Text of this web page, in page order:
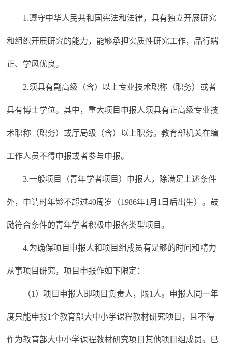
1.遵守中华人民共和国宪法和法律，具有独立开展研究
和组织开展研究的能力，能够承担实质性研究工作，品行端
正、学风优良。
2.须具有副高级（含）以上专业技术职称（职务）或者
具有博士学位。其中，重大项目申报人须具有正高级专业技
术职称（职务）或厅局级（含）以上职务。教育部机关在编
工作人员不得申报或者参与申报。
3.一般项目（青年学者项目）申报人，除满足上述条件
外，申请时年龄不超过40周岁（1986年1月1日后出生）。鼓
励符合条件的青年学者积极申报各类型项目。
4.为确保项目申报人和项目组成员有足够的时间和精力
从事项目研究，项目申报作如下限定：
（1）项目申报人即项目负责人，限1人。申报人同一年
度只能申报1个教育部大中小学课程教材研究项目，且不得
作为教育部大中小学课程教材研究项目其他项目组成员。已